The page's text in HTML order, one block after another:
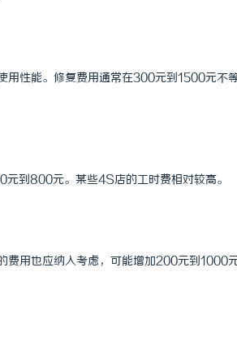
用性能。修复费用通常在300元到1500元不
到800元。某些4S店的工时费相对较高。
费用也应纳入考虑，可能增加200元到1000